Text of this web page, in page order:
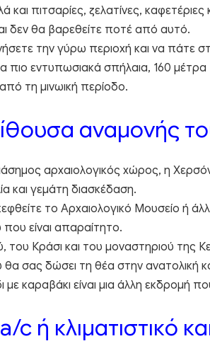
πιτσαρίες, ζελατίνες, καφετέριες
δεν θα βαρεθείτε ποτέ από αυτό.
την γύρω περιοχή και να πάτε
πιο εντυπωσιακά σπήλαια, 160
τη μινωική περίοδο.
αναμονής
αρχαιολογικός χώρος, η
και γεμάτη διασκέδαση.
το Αρχαιολογικό Μουσείο ή
είναι απαραίτητο.
Κράσι και του μοναστηριού της
θα σας δώσει τη θέα στην ανατολική
καραβάκι είναι μια άλλη εκδρομή
ή κλιματιστικό